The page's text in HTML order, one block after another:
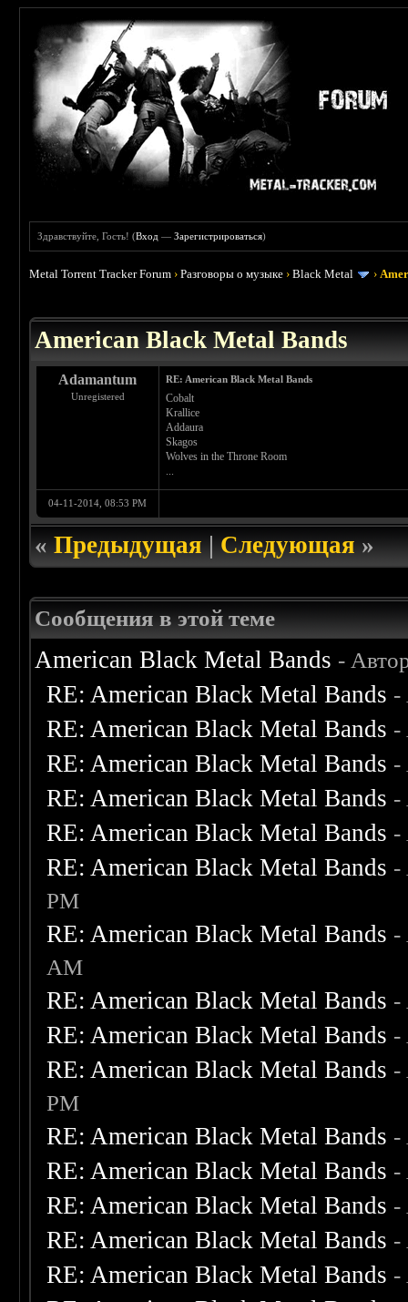
Здравствуйте, Гость! (Вход —Зарегистрироваться)
Metal Torrent Tracker Forum ›Разговоры о музыке ›Black Metal ›
American Black Metal Bands
Adamantum
Unregistered
RE: American Black Metal Bands
Cobalt
Krallice
Addaura
Skagos
Wolves in the Throne Room
...
04-11-2014, 08:53 PM
«Предыдущая|Следующая»
Сообщения в этой теме
American Black Metal Bands -
RE: American Black Metal Bands -
RE: American Black Metal Bands -
RE: American Black Metal Bands -
RE: American Black Metal Bands -
RE: American Black Metal Bands -
RE: American Black Metal Bands -
PM
RE: American Black Metal Bands -
AM
RE: American Black Metal Bands -
RE: American Black Metal Bands -
RE: American Black Metal Bands -
PM
RE: American Black Metal Bands -
RE: American Black Metal Bands -
RE: American Black Metal Bands -
RE: American Black Metal Bands -
RE: American Black Metal Bands -